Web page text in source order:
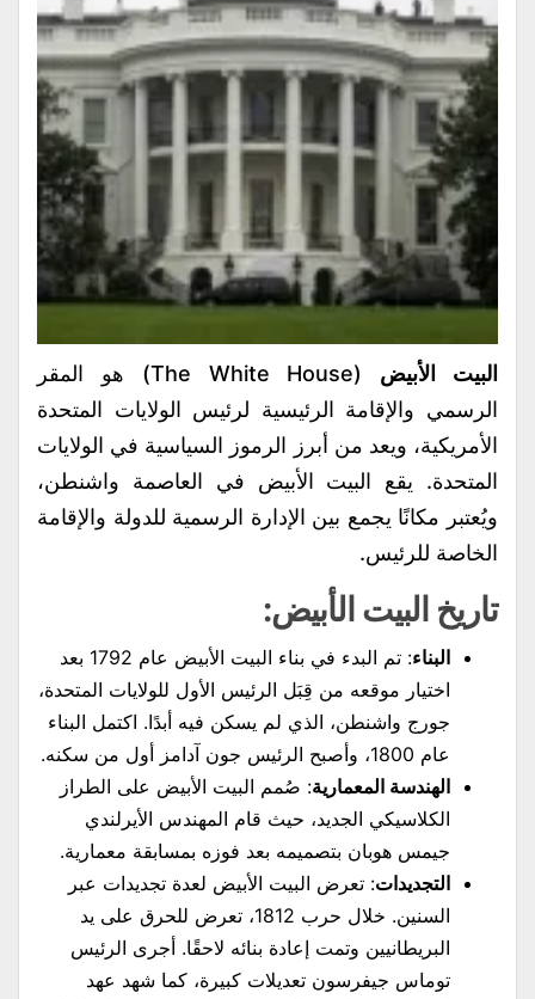
البيت الأبيض
(The White House) هو المقر
الرسمي والإقامة الرئيسية لرئيس الولايات المتحدة
الأمريكية، ويعد من أبرز الرموز السياسية في الولايات
المتحدة. يقع البيت الأبيض في العاصمة واشنطن،
ويُعتبر مكانًا يجمع بين الإدارة الرسمية للدولة والإقامة
الخاصة للرئيس.
تاريخ البيت الأبيض:
البناء
: تم البدء في بناء البيت الأبيض عام 1792 بعد
اختيار موقعه من قِبَل الرئيس الأول للولايات المتحدة،
جورج واشنطن، الذي لم يسكن فيه أبدًا. اكتمل البناء
عام 1800، وأصبح الرئيس جون آدامز أول من سكنه.
الهندسة المعمارية: صُمم البيت الأبيض على الطراز
الكلاسيكي الجديد، حيث قام المهندس الأيرلندي
جيمس هوبان بتصميمه بعد فوزه بمسابقة معمارية.
التجديدات: تعرض البيت الأبيض لعدة تجديدات عبر
السنين. خلال حرب 1812، تعرض للحرق على يد
البريطانيين وتمت إعادة بنائه لاحقًا. أجرى الرئيس
توماس جيفرسون تعديلات كبيرة، كما شهد عهد